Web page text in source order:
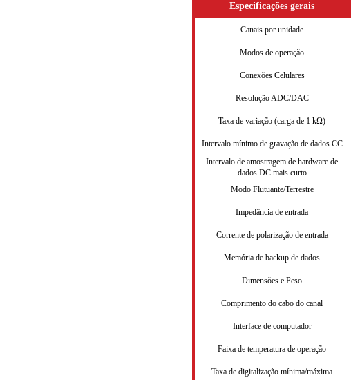
Especificações gerais
Canais por unidade
Modos de operação
Conexões Celulares
Resolução ADC/DAC
Taxa de variação (carga de 1 kΩ)
Intervalo mínimo de gravação de dados CC
Intervalo de amostragem de hardware de
dados DC mais curto
Modo Flutuante/Terrestre
Impedância de entrada
Corrente de polarização de entrada
Memória de backup de dados
Dimensões e Peso
Comprimento do cabo do canal
Interface de computador
Faixa de temperatura de operação
Taxa de digitalização mínima/máxima